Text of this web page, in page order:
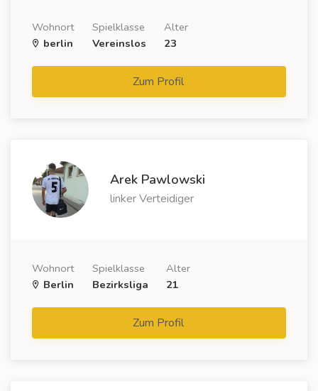
Wohnort
berlin
Spielklasse
Vereinslos
Alter
23
Zum Profil
Arek Pawlowski
linker Verteidiger
Wohnort
Berlin
Spielklasse
Bezirksliga
Alter
21
Zum Profil